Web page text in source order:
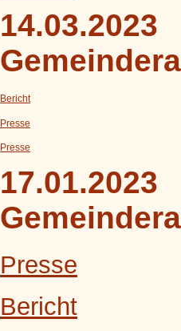
14.03.2023
Bericht
Presse
Presse
17.01.2023
Presse
Bericht